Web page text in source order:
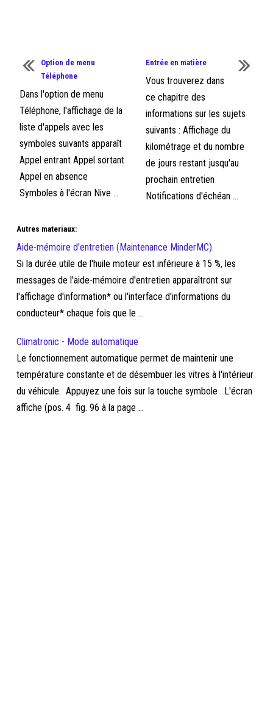
Option de menu
Téléphone
Dans l'option de menu
Téléphone, l'affichage de la
liste d'appels avec les
symboles suivants apparaît
Appel entrant Appel sortant
Appel en absence
Symboles à l'écran Nive ...
Entrée en matière
Vous trouverez dans
ce chapitre des
informations sur les sujets
suivants : Affichage du
kilométrage et du nombre
de jours restant jusqu'au
prochain entretien
Notifications d'échéan ...
Autres materiaux:
Aide-mémoire d'entretien (Maintenance MinderMC)
Si la durée utile de l'huile moteur est inférieure à 15 %, les
messages de l'aide-mémoire d'entretien apparaîtront sur
l'affichage d'information* ou l'interface d'informations du
conducteur* chaque fois que le ...
Climatronic - Mode automatique
Le fonctionnement automatique permet de maintenir une
température constante et de désembuer les vitres à l'intérieur
du véhicule. Appuyez une fois sur la touche symbole . L'écran
affiche (pos. 4 fig. 96 à la page ...